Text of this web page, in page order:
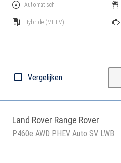
Automatisch
Hybride (MHEV)
Vergelijken
Land Rover Range Rover
P460e AWD PHEV Auto SV LWB